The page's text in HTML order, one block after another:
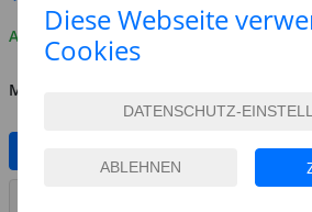
Auf Lager
MENGE
IN DEN
Diese Webseite
Cookies